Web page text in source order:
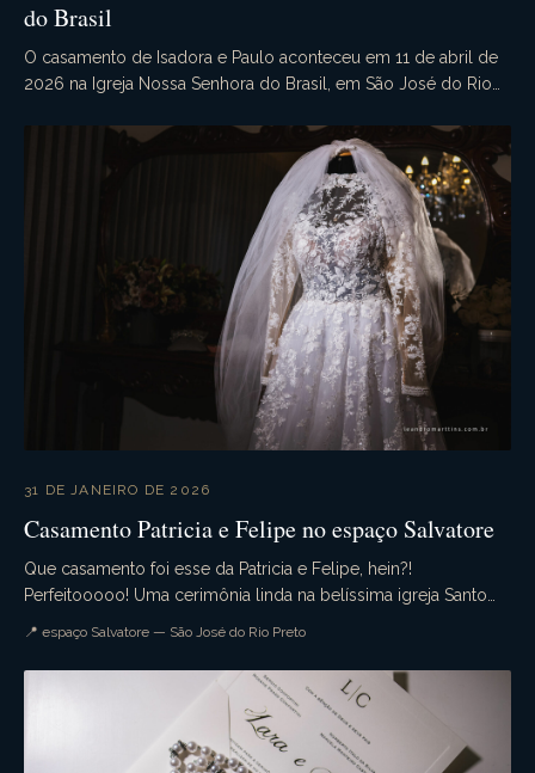
do Brasil
O casamento de Isadora e Paulo aconteceu em 11 de abril de
2026 na Igreja Nossa Senhora do Brasil, em São José do Rio
31 DE JANEIRO DE 2026
Casamento Patricia e Felipe no espaço Salvatore
Que casamento foi esse da Patricia e Felipe, hein?!
Perfeitooooo! Uma cerimônia linda na belíssima igreja Santo
📍 espaço Salvatore — São José do Rio Preto